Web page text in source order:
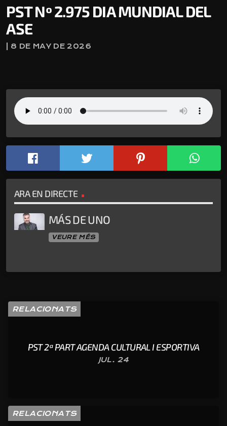
PST Nº 2.975 DIA MUNDIAL DEL
ASE
| 8 DE MAY DE 2026
ARA EN DIRECTE
MÁS DE UNO
VEURE MÉS
RELACIONATS
PST 2ª PART AGENDA CULTURAL I ESPORTIVA
JUL. 24
RELACIONATS